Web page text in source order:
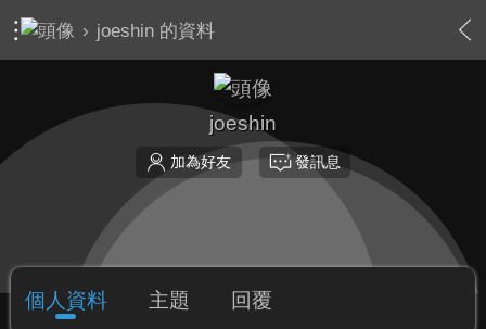
› joeshin 的資料
joeshin
加為好友 發訊息
個人資料 主題 回覆